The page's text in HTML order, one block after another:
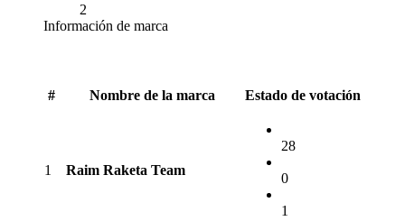
2
Información de marca
# Nombre de la marca Estado de votación
1 Raim Raketa Team
28
0
1